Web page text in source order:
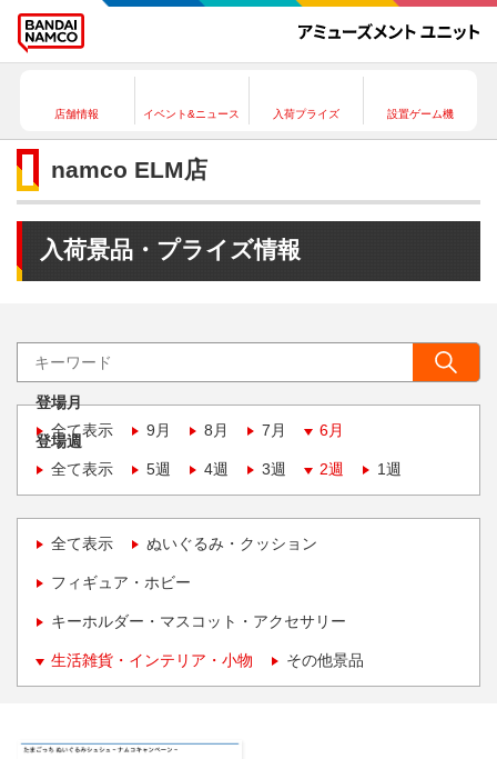
店舗情報 イベント&ニュース 入荷プライズ 設置ゲーム機
namco ELM店
入荷景品・プライズ情報
登場月
全て表示
9月 8月 7月 6月
登場週
全て表示
5週 4週 3週 2週 1週
全て表示 ぬいぐるみ・クッション
フィギュア・ホビー
キーホルダー・マスコット・アクセサリー
生活雑貨・インテリア・小物 その他景品